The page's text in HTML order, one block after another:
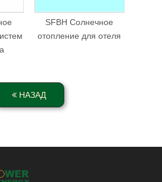
SFBH Солнечное
отопление для отеля
НАЗАД